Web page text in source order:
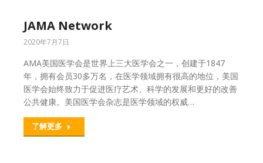
JAMA Network
2020年7月7日
AMA美国医学会是世界上三大医学会之一，创建于1847
年，拥有会员30多万名，在医学领域拥有很高的地位，美国
医学会始终致力于促进医疗艺术、科学的发展和更好的改善
公共健康。美国医学会杂志是医学领域的权威…
了解更多